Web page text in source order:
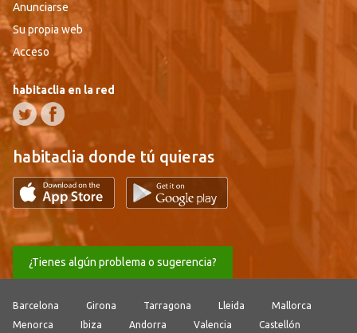
Anunciarse
Su propia web
Acceso
habitaclia en la red
habitaclia donde tú quieras
¿Tienes algún problema o sugerencia?
Barcelona Girona Tarragona Lleida
Mallorca
Menorca
Ibiza Andorra Valencia
Castellón